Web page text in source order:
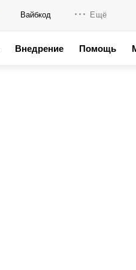
Вайбкод Ещё
Внедрение Помощь